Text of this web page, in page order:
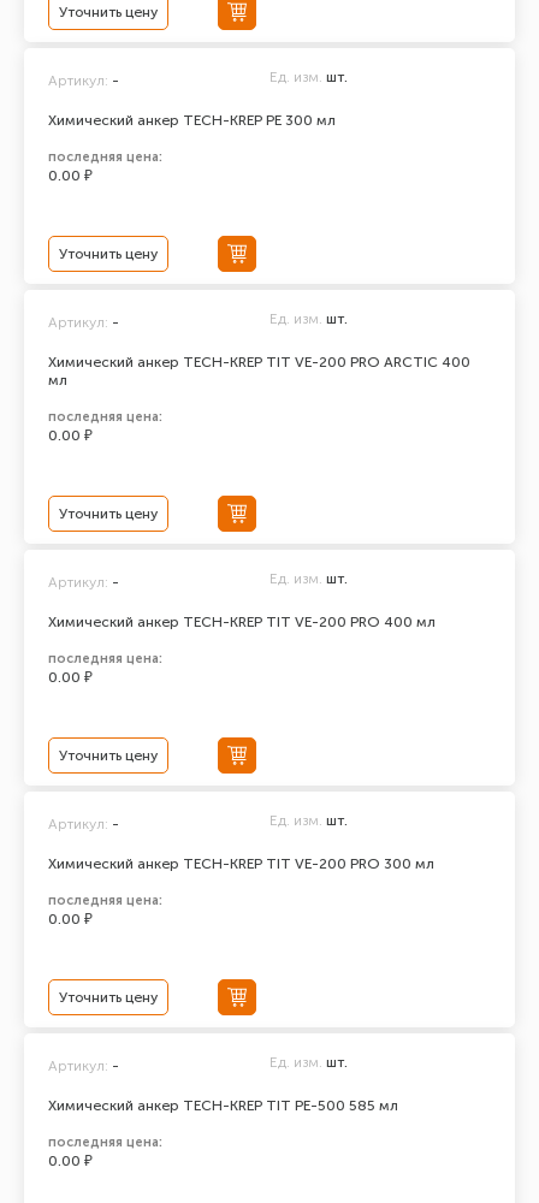
Уточнить цену
Химический анкер TECH-KREP PE 300 мл
Артикул: - Ед. изм. шт.
последняя цена:
0.00 ₽
Уточнить цену
Химический анкер TECH-KREP TIT VE-200 PRO ARCTIC 400
мл
Артикул: - Ед. изм. шт.
последняя цена:
0.00 ₽
Уточнить цену
Химический анкер TECH-KREP TIT VE-200 PRO 400 мл
Артикул: - Ед. изм. шт.
последняя цена:
0.00 ₽
Уточнить цену
Химический анкер TECH-KREP TIT VE-200 PRO 300 мл
Артикул: - Ед. изм. шт.
последняя цена:
0.00 ₽
Уточнить цену
Химический анкер TECH-KREP TIT PE-500 585 мл
Артикул: - Ед. изм. шт.
последняя цена:
0.00 ₽